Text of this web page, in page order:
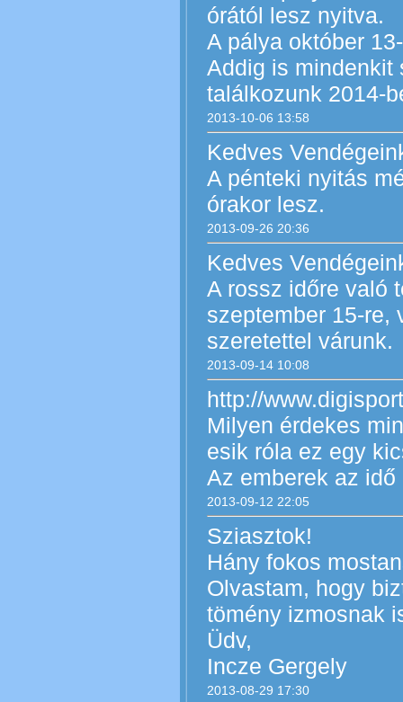
2013-10-06 13:58
órától lesz nyitva.
A pálya október
Addig is mindenkit
találkozunk 2014-
2013-09-26 20:36
Kedves
A pénteki nyitás
órakor lesz.
2013-09-14 10:08
Kedves
A rossz időre való
szeptember 15-re,
szeretettel várunk.
2013-09-12 22:05
http://
Milyen érdekes
esik róla ez egy
Az emberek az
2013-08-29 17:30
Sziasztok!
Hány fokos
Olvastam, hogy
tömény izmosnak
Üdv,
Incze Gergely